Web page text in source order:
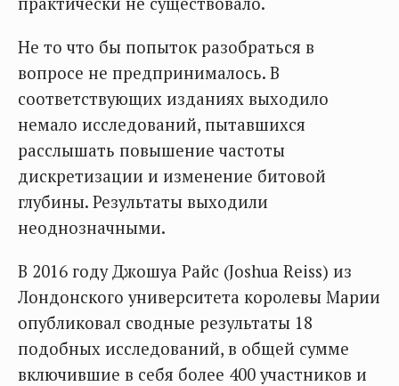
Не то что бы попыток разобраться в
вопросе не предпринималось. В
соответствующих изданиях выходило
немало исследований, пытавшихся
расслышать повышение частоты
дискретизации и изменение битовой
глубины. Результаты выходили
неоднозначными.
В 2016 году Джошуа Райс (Joshua Reiss) из
Лондонского университета королевы Марии
опубликовал сводные результаты 18
подобных исследований, в общей сумме
включившие в себя более 400 участников и